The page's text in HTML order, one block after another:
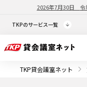
2026年7月30日 令
TKPのサービス一覧
TKP貸会議室ネット